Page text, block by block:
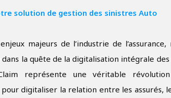
solution de gestion des sinistres Auto
majeurs de l’industrie de
la quête de la digitalisation intégrale des
représente une véritable
digitaliser la relation entre les assurés,